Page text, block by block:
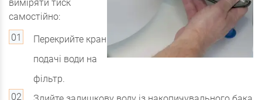
виміряти тиск
самостійно:
Перекрийте кран
подачі води на
фільтр.